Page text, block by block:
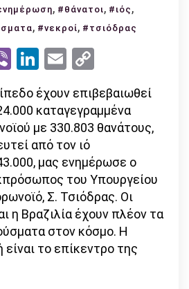
Σ.
κλειστοί
χώροι
με
τον
ιό
, #θάνατοι, #ιός ,
, #νεκροί, #τσιόδρας
ViberLinkedIn
Email
έχουν επιβεβαιωθεί
καταγεγραμμένα
με 330.803 θανάτους,
από τον ιό
μας ενημέρωσε ο
του Υπουργείου
Σ. Τσιόδρας. Οι
η Βραζιλία έχουν πλέον τα
στον κόσμο. Η
είναι το επίκεντρο της